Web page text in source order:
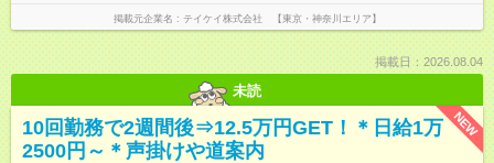
掲載元企業名 テイケイ株式会社 【東京・神奈川エリア】
掲載日：2026.08.04
未読
NEW
10回勤務で2週間後⇒12.5万円GET！＊日給1万
2500円～＊声掛けや道案内